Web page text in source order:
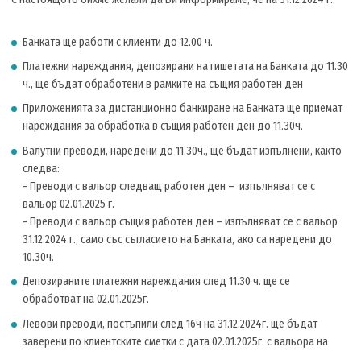
Банката ще работи с клиенти до 12.00 ч.
Платежни нареждания, депозирани на гишетата на Банката до 11.30
ч., ще бъдат обработени в рамките на същия работен ден
Приложенията за дистанционно банкиране на Банката ще приемат
нареждания за обработка в същия работен ден до 11.30ч.
Валутни преводи, наредени до 11.30ч., ще бъдат изпълнени, както
следва:
- Преводи с вальор следващ работен ден – изпълняват се с
вальор 02.01.2025 г.
- Преводи с вальор същия работен ден – изпълняват се с вальор
31.12.2024 г., само със съгласието на Банката, ако са наредени до
10.30ч.
Депозираните платежни нареждания след 11.30 ч. ще се
обработват на 02.01.2025г.
Левови преводи, постъпили след 16ч на 31.12.2024г. ще бъдат
заверени по клиентските сметки с дата 02.01.2025г. с вальора на